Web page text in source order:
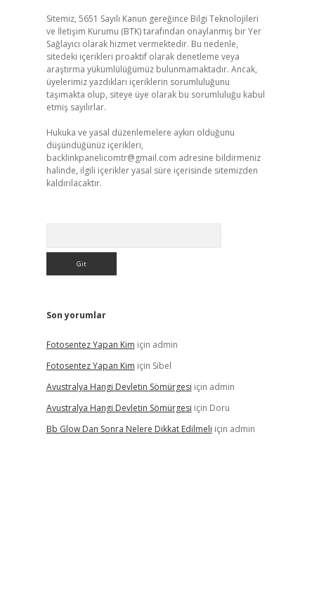
Sitemiz, 5651 Sayılı Kanun gereğince Bilgi Teknolojileri
ve İletişim Kurumu (BTK) tarafından onaylanmış bir Yer
Sağlayıcı olarak hizmet vermektedir. Bu nedenle,
sitedeki içerikleri proaktif olarak denetleme veya
araştırma yükümlülüğümüz bulunmamaktadır. Ancak,
üyelerimiz yazdıkları içeriklerin sorumluluğunu
taşımakta olup, siteye üye olarak bu sorumluluğu kabul
etmiş sayılırlar.
Hukuka ve yasal düzenlemelere aykırı olduğunu
düşündüğünüz içerikleri,
backlinkpanelicomtr@gmail.com adresine bildirmeniz
halinde, ilgili içerikler yasal süre içerisinde sitemizden
kaldırılacaktır.
Son yorumlar
Fotosentez Yapan Kim için admin
Fotosentez Yapan Kim için Sibel
Avustralya Hangi Devletin Sömürgesi için admin
Avustralya Hangi Devletin Sömürgesi için Doru
Bb Glow Dan Sonra Nelere Dikkat Edilmeli için admin